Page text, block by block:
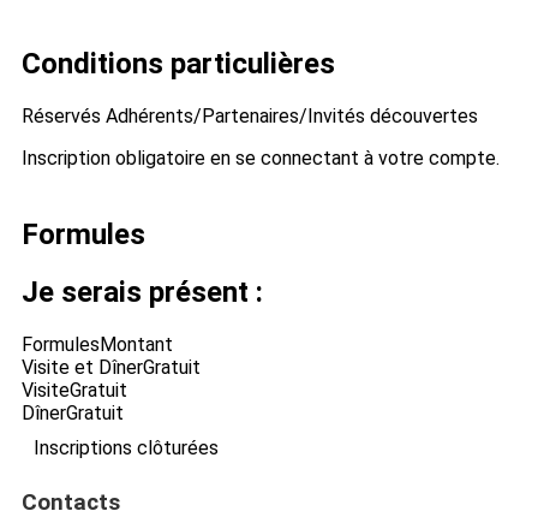
Conditions particulières
Réservés Adhérents/Partenaires/Invités découvertes
Inscription obligatoire en se connectant à votre compte.
Formules
Je serais présent :
FormulesMontant
Visite et DînerGratuit
VisiteGratuit
DînerGratuit
Inscriptions clôturées
Contacts